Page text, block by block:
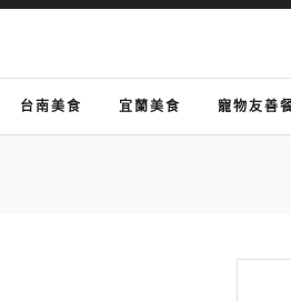
台南美食 宜蘭美食 寵物友善